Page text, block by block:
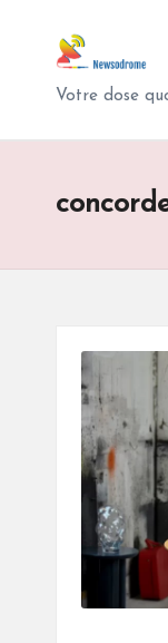
N
e
w
s
m
Votre dose